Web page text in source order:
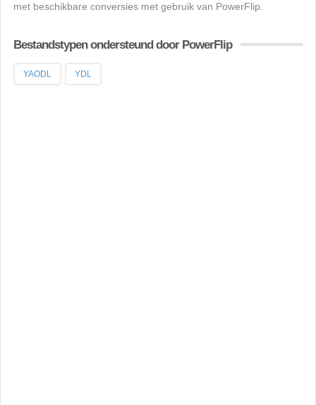
met beschikbare conversies met gebruik van PowerFlip.
Bestandstypen ondersteund door PowerFlip
YAODL YDL